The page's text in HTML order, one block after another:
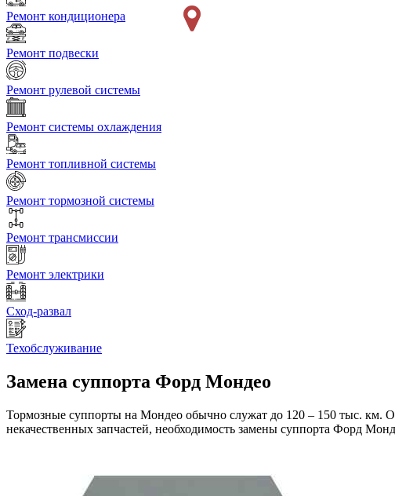
Ремонт кондиционера
Ремонт подвески
Ремонт рулевой системы
Ремонт системы охлаждения
Ремонт топливной системы
Ремонт тормозной системы
Ремонт трансмиссии
Ремонт электрики
Сход-развал
Техобслуживание
Замена суппорта Форд Мондео
Тормозные суппорты на Мондео обычно служат до 120 – 150 тыс. км.
некачественных запчастей, необходимость замены суппорта Форд